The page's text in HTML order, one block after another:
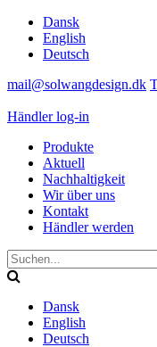
Dansk
English
Deutsch
mail@solwangdesign.dk
Händler log-in
Produkte
Aktuell
Nachhaltigkeit
Wir über uns
Kontakt
Händler werden
Dansk
English
Deutsch